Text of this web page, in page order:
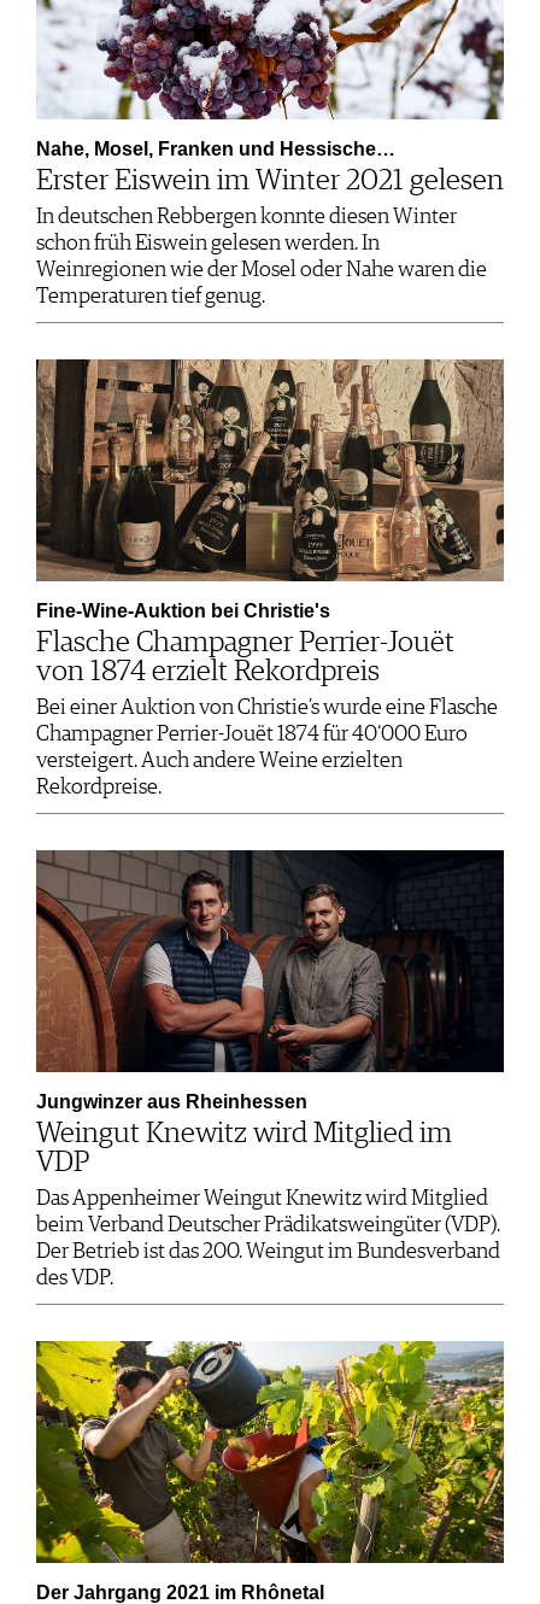
Nahe, Mosel, Franken und Hessische…
Erster Eiswein im Winter 2021 gelesen
In deutschen Rebbergen konnte diesen Winter
schon früh Eiswein gelesen werden. In
Weinregionen wie der Mosel oder Nahe waren die
Temperaturen tief genug.
Fine-Wine-Auktion bei Christie's
Flasche Champagner Perrier-Jouët
von 1874 erzielt Rekordpreis
Bei einer Auktion von Christie’s wurde eine Flasche
Champagner Perrier-Jouët 1874 für 40‘000 Euro
versteigert. Auch andere Weine erzielten
Rekordpreise.
Jungwinzer aus Rheinhessen
Weingut Knewitz wird Mitglied im
VDP
Das Appenheimer Weingut Knewitz wird Mitglied
beim Verband Deutscher Prädikatsweingüter (VDP).
Der Betrieb ist das 200. Weingut im Bundesverband
des VDP.
Der Jahrgang 2021 im Rhônetal